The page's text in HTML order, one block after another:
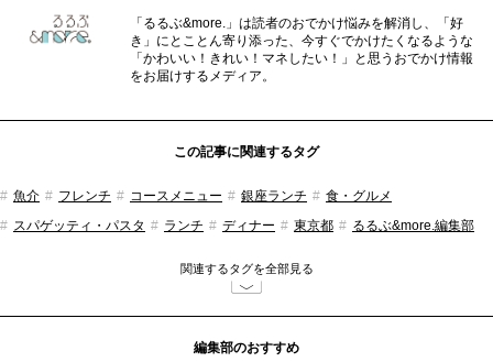
「るるぶ&more.」は読者のおでかけ悩みを解消し、「好
き」にとことん寄り添った、今すぐでかけたくなるような
「かわいい！きれい！マネしたい！」と思うおでかけ情報
をお届けするメディア。
この記事に関連するタグ
魚介 フレンチ コースメニュー 銀座ランチ
食・グルメ
スパゲッティ・パスタ
ランチ ディナー 東京都 るるぶ&more.編集部
関連するタグを全部見る
編集部のおすすめ